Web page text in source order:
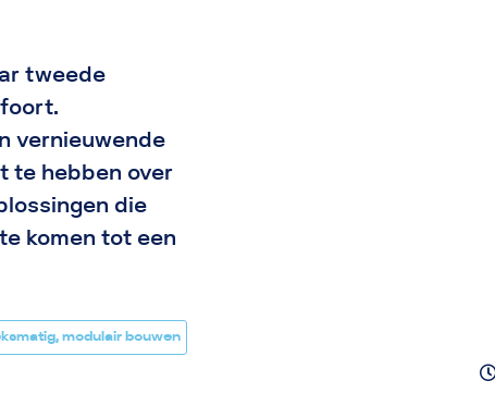
tweede
vernieuwende
te hebben over
die
komen tot een
modulair bouwen